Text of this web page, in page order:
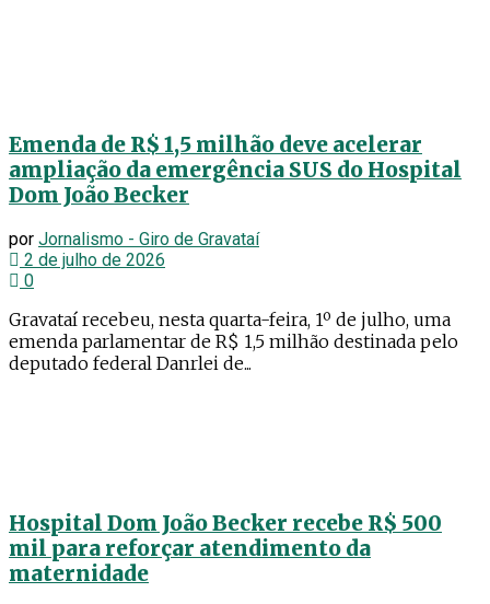
Emenda de R$ 1,5 milhão deve acelerar
ampliação da emergência SUS do Hospital
Dom João Becker
por Jornalismo - Giro de Gravataí
2 de julho de 2026
0
Gravataí recebeu, nesta quarta-feira, 1º de julho, uma
emenda parlamentar de R$ 1,5 milhão destinada pelo
deputado federal Danrlei de...
Hospital Dom João Becker recebe R$ 500
mil para reforçar atendimento da
maternidade